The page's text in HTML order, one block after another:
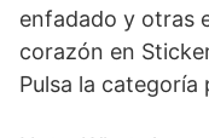
enfadado y otras
corazón en
Pulsa la categoría